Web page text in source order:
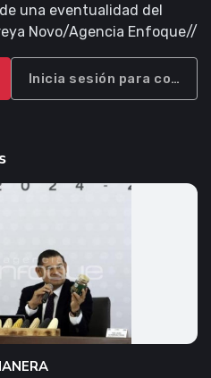
una eventualidad del
Novo/Agencia Enfoque//
Inicia sesión para